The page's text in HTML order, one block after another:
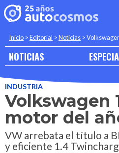
Inicio >Editorial >Noticias >
NOTICIAS
INDUSTRIA
Volkswagen
motor del
VW arrebata el título a
y eficiente 1.4